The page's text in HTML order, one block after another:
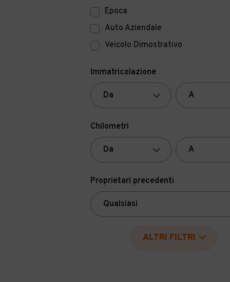
Epoca
Auto Aziendale
Veicolo Dimostrativo
Immatricolazione
Chilometri
Proprietari precedenti
ALTRI FILTRI